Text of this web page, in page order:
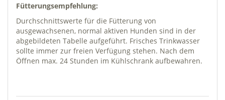
Fütterungsempfehlung:
Durchschnittswerte für die Fütterung von
ausgewachsenen, normal aktiven Hunden sind in der
abgebildeten Tabelle aufgeführt. Frisches Trinkwasser
sollte immer zur freien Verfügung stehen. Nach dem
Öffnen max. 24 Stunden im Kühlschrank aufbewahren.